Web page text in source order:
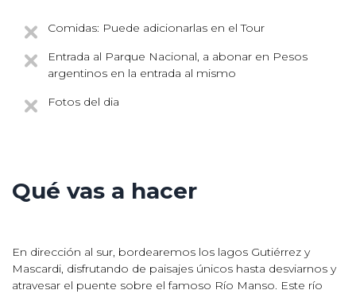
Comidas: Puede adicionarlas en el Tour
Entrada al Parque Nacional, a abonar en Pesos
argentinos en la entrada al mismo
Fotos del dia
Qué vas a hacer
En dirección al sur, bordearemos los lagos Gutiérrez y
Mascardi, disfrutando de paisajes únicos hasta desviarnos y
atravesar el puente sobre el famoso Río Manso. Este río